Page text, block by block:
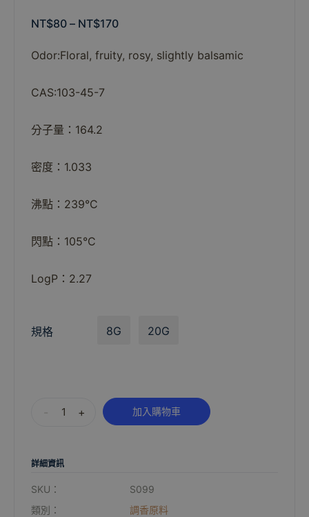
NT$80 – NT$170
Odor:Floral, fruity, rosy, slightly balsamic
CAS:103-45-7
分子量：164.2
密度：1.033
沸點：239°C
閃點：105°C
LogP：2.27
規格 8G 20G
+ 加入購物車
詳細資訊
SKU：
S099
類別：
調香原料